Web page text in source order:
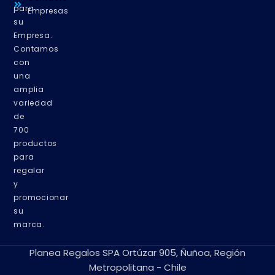
para
su
Empresa.
Contamos
con
una
amplia
variedad
de
700
productos
para
regalar
y
promocionar
su
marca.
Empresas
Planea Regalos SPA Ortúzar 905, Ñuñoa, Región
Metropolitana - Chile